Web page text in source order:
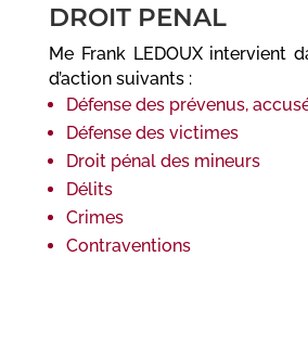
DROIT PENAL
Me Frank LEDOUX intervient
d’action suivants :
Défense des prévenus,
Défense des victimes
Droit pénal des mineurs
Délits
Crimes
Contraventions